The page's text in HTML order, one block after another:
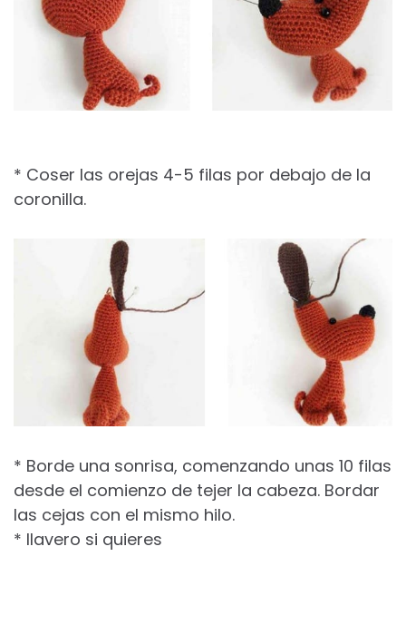
* Coser las orejas 4-5 filas por debajo de la
coronilla.
* Borde una sonrisa, comenzando unas 10 filas
desde el comienzo de tejer la cabeza. Bordar
las cejas con el mismo hilo.
* llavero si quieres